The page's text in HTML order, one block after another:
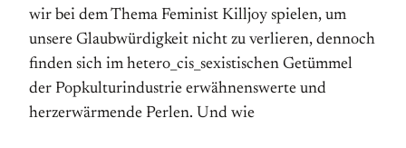
wir bei dem Thema Feminist Killjoy spielen, um
unsere Glaubwürdigkeit nicht zu verlieren, dennoch
finden sich im hetero_cis_sexistischen Getümmel
der Popkulturindustrie erwähnenswerte und
herzerwärmende Perlen. Und wie